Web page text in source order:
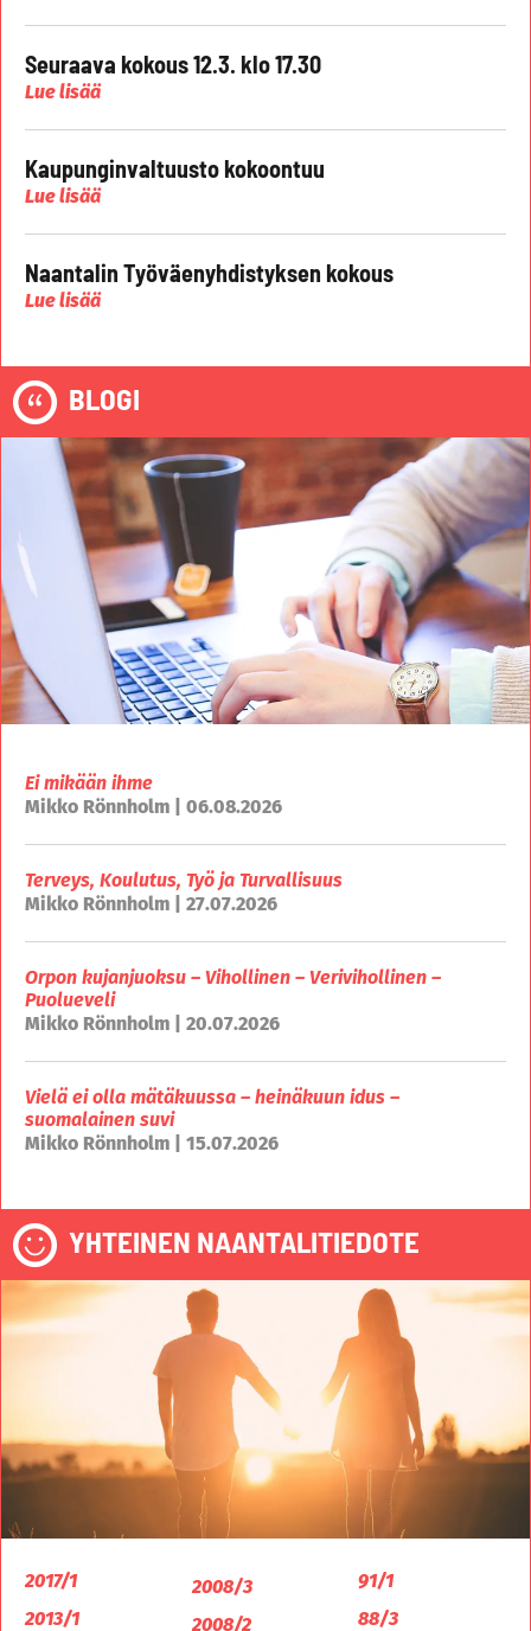
Seuraava kokous 12.3. klo 17.30
Lue lisää
Kaupunginvaltuusto kokoontuu
Lue lisää
Naantalin Työväenyhdistyksen kokous
Lue lisää
BLOGI
Ei mikään ihme
Mikko Rönnholm | 06.08.2026
Terveys, Koulutus, Työ ja Turvallisuus
Mikko Rönnholm | 27.07.2026
Orpon kujanjuoksu – Vihollinen – Verivihollinen –
Puolueveli
Mikko Rönnholm | 20.07.2026
Vielä ei olla mätäkuussa – heinäkuun idus –
suomalainen suvi
Mikko Rönnholm | 15.07.2026
YHTEINEN NAANTALITIEDOTE
2017/1
2013/1
2008/3
2008/2
91/1
88/3